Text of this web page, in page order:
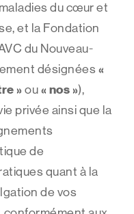
du cœur et
et la Fondation
du Nouveau-
désignées «
» ou « nos »),
privée ainsi que la
de
quant à la
de vos